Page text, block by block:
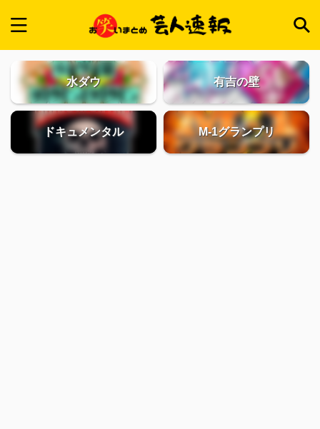
水ダウ 有吉の壁
ドキュメンタル M-1グランプリ